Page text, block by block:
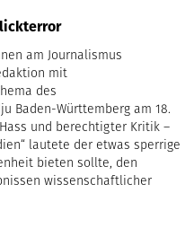
am Journalismus
mit
des
Baden-Württemberg am 18.
und berechtigter Kritik –
lautete der etwas sperrige
bieten sollte, den
wissenschaftlicher